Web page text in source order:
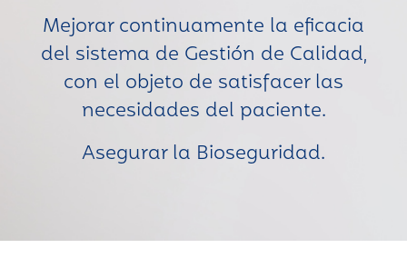
Mejorar continuamente la eficacia
del sistema de Gestión de Calidad,
con el objeto de satisfacer las
necesidades del paciente.
Asegurar la Bioseguridad.